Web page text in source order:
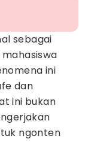
sebagai
ini
dan
ini bukan
ngonten